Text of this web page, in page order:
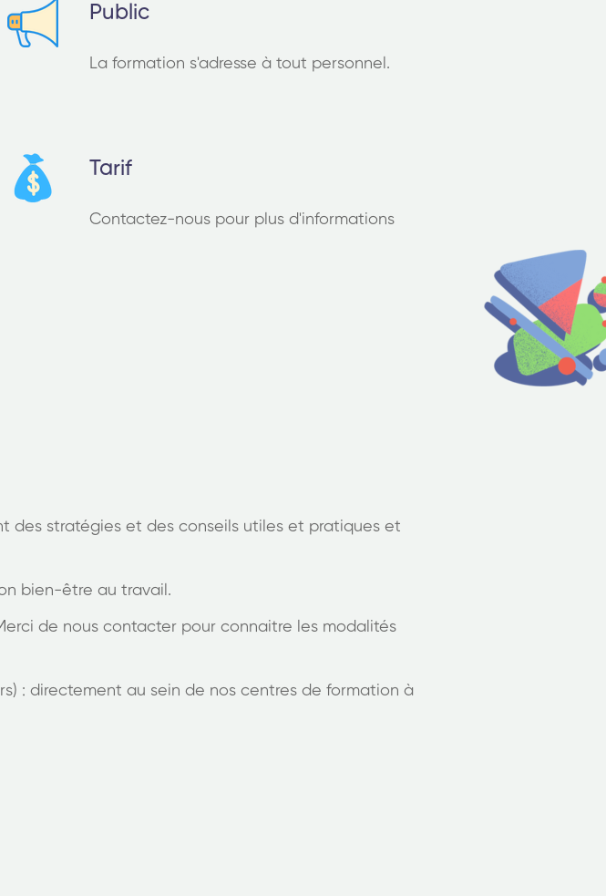
Public
La formation s'adresse à tout personnel.
Tarif
Contactez-nous pour plus d'informations
des stratégies et des conseils utiles et pratiques et
bien-être au travail.
de nous contacter pour connaitre les modalités
: directement au sein de nos centres de formation à